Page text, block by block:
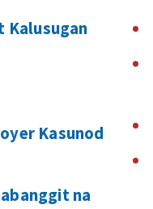
Kalusugan
Kasunod
na